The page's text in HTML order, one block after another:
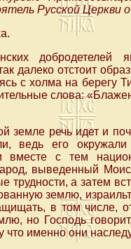
Русской Церкви
добродетелей
далеко отстоит
с холма на берегу
слова:
земле речь идет и
ведь его
вместе с тем
выведенный
трудности, а затем
землю,
в том числе,
но Господь
что именно они